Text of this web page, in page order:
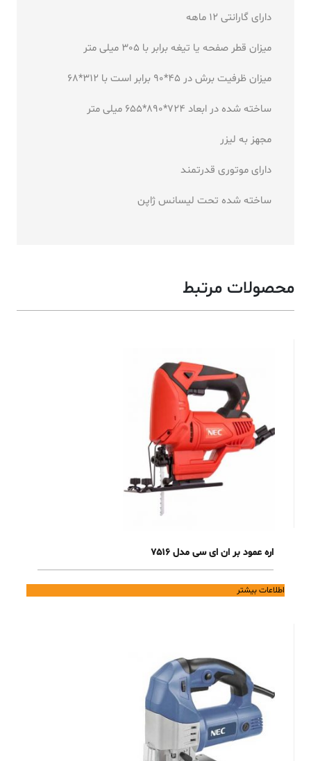
دارای گارانتی 12 ماهه
میزان قطر صفحه یا تیغه برابر با 305 میلی متر
میزان ظرفیت برش در 45*90 برابر است با 312*68
ساخته شده در ابعاد 724*890*655 میلی متر
مجهز به لیزر
دارای موتوری قدرتمند
ساخته شده تحت لیسانس ژاپن
محصولات مرتبط
اره عمود بر ان ای سی مدل 7516
اطلاعات بیشتر